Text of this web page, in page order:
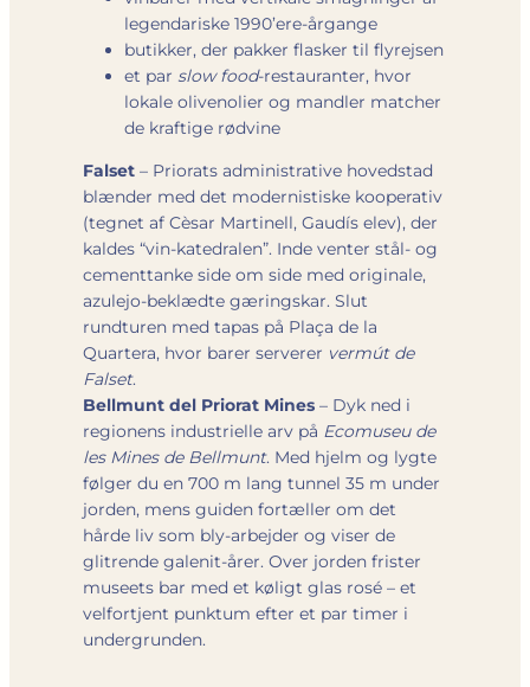
legendariske 1990’ere-årgange
butikker, der pakker flasker til flyrejsen
et par slow food-restauranter, hvor
lokale olivenolier og mandler matcher
de kraftige rødvine
Falset – Priorats administrative hovedstad
blænder med det modernistiske kooperativ
(tegnet af Cèsar Martinell, Gaudís elev), der
kaldes “vin-katedralen”. Inde venter stål- og
cementtanke side om side med originale,
azulejo-beklædte gæringskar. Slut
rundturen med tapas på Plaça de la
Quartera, hvor barer serverer vermút de
Falset.
Bellmunt del Priorat Mines – Dyk ned i
regionens industrielle arv på Ecomuseu de
les Mines de Bellmunt. Med hjelm og lygte
følger du en 700 m lang tunnel 35 m under
jorden, mens guiden fortæller om det
hårde liv som bly-arbejder og viser de
glitrende galenit-årer. Over jorden frister
museets bar med et køligt glas rosé – et
velfortjent punktum efter et par timer i
undergrunden.